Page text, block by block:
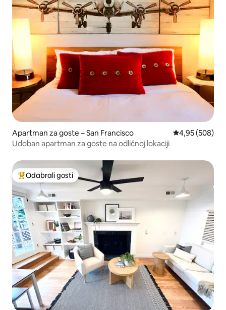
Apartman za goste – San Francisco Prosječna
4,95 (508)
Udoban apartman za goste na odličnoj lokaciji
Među najviše rangiranima s oznakom „Odabrali gosti”
Odabrali gosti